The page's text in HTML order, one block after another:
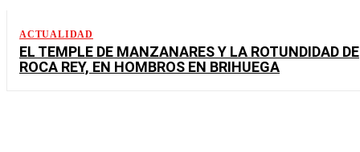
ACTUALIDAD
EL TEMPLE DE MANZANARES Y LA ROTUNDIDAD DE
ROCA REY, EN HOMBROS EN BRIHUEGA